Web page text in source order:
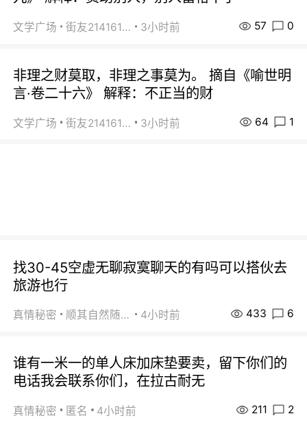
文学广场 街友21416156 3小时前 57 0
非理之财莫取，非理之事莫为。 摘自《喻世明
言·卷二十六》 解释：不正当的财
文学广场 街友21416156 3小时前 64 1
找30-45空虚无聊寂寞聊天的有吗可以搭伙去
旅游也行
真情秘密 顺其自然随缘 4小时前 433 6
谁有一米一的单人床加床垫要卖，留下你们的
电话我会联系你们，在拉古耐无
真情秘密 匿名 4小时前 211 2